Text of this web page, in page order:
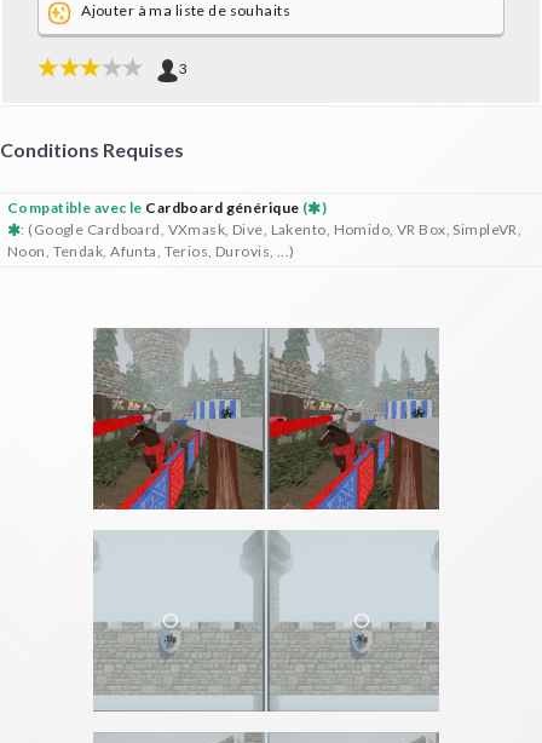
Ajouter à ma liste de souhaits
3
Conditions Requises
Compatible avec le Cardboard générique (
)
: (Google Cardboard, VXmask, Dive, Lakento, Homido, VR Box, SimpleVR,
Noon, Tendak, Afunta, Terios, Durovis, ...)